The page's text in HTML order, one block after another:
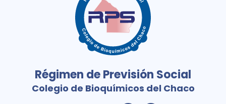
Régimen de Previsión Social
Colegio de Bioquímicos del Chaco